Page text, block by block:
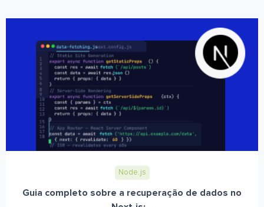
Node.js
Guia completo sobre a recuperação de dados no